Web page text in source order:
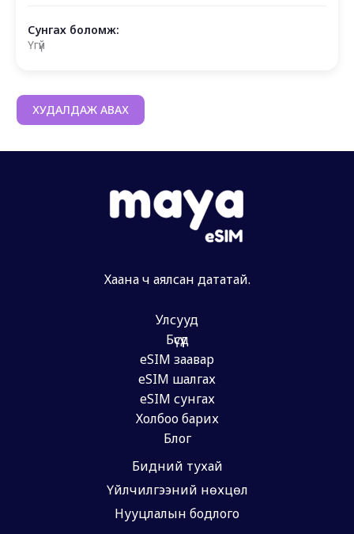
Сунгах боломж:
Үгүй
ХУДАЛДАЖ АВАХ
Хаана ч аялсан дататай.
Улсууд
Бүсүүд
eSIM заавар
eSIM шалгах
eSIM сунгах
Холбоо барих
Блог
Бидний тухай
Үйлчилгээний нөхцөл
Нууцлалын бодлого